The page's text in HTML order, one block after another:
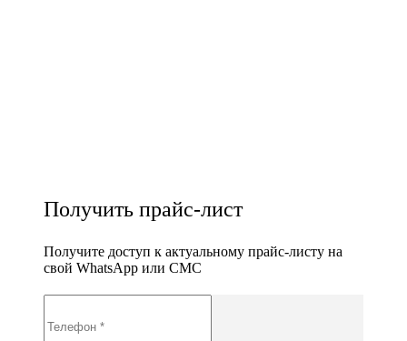
Получить прайс-лист
Получите доступ к актуальному прайс-листу на
свой WhatsApp или СМС